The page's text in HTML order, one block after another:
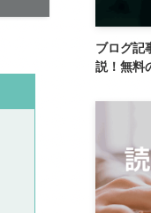
ブログ記
説！無料